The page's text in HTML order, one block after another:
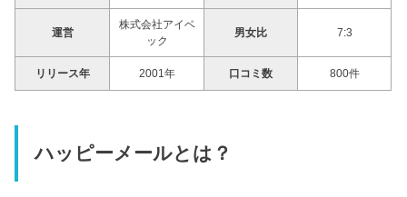
運営
株式会社アイベ
ック
男女比 7:3
リリース年 2001年 口コミ数 800件
ハッピーメールとは？